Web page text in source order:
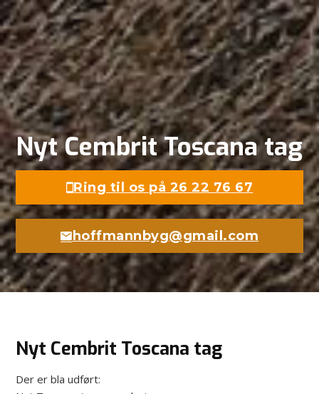
Nyt Cembrit Toscana tag
Ring til os på 26 22 76 67
hoffmannbyg@gmail.com
Nyt Cembrit Toscana tag
Der er bla udført: